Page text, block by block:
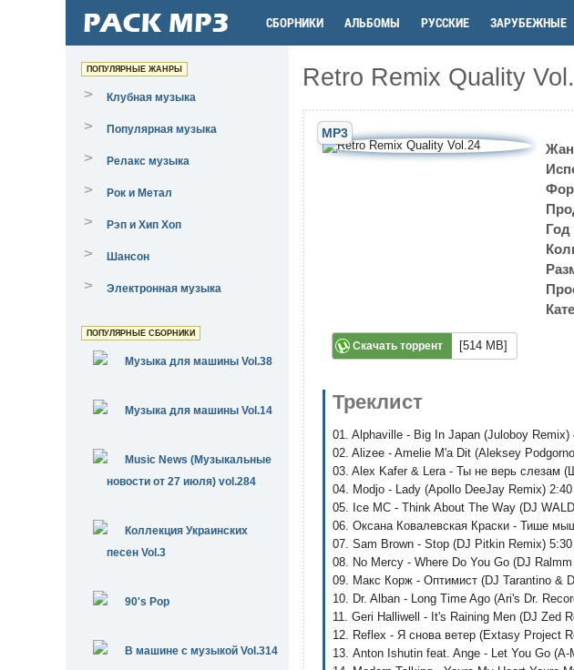
СБОРНИКИ АЛЬБОМЫ РУССКИЕ ЗАРУБЕЖНЫЕ
Retro Remix Quality
MP3
Год
Скачать торрент [514 MB]
Треклист
01. Alphaville - Big In Japan (Juloboy Remix)
02. Alizee - Amelie M'a Dit (Aleksey
03. Alex Kafer & Lera - Ты не верь слезам
04. Modjo - Lady (Apollo DeeJay Remix) 2:40
05. Ice MC - Think About The Way (DJ
06. Оксана Ковалевская Краски - Тише
07. Sam Brown - Stop (DJ Pitkin Remix) 5:30
08. No Mercy - Where Do You Go (DJ
09. Макс Корж - Оптимист (DJ Tarantino &
10. Dr. Alban - Long Time Ago (Ari's Dr.
11. Geri Halliwell - It's Raining Men (DJ Zed
12. Reflex - Я снова ветер (Extasy Project
13. Anton Ishutin feat. Ange - Let You Go
ПОПУЛЯРНЫЕ ЖАНРЫ
> Клубная музыка
> Популярная музыка
> Релакс музыка
> Рок и Метал
> Рэп и Хип Хоп
> Шансон
> Электронная музыка
ПОПУЛЯРНЫЕ СБОРНИКИ
Музыка для машины Vol.38
Музыка для машины Vol.14
Music News (Музыкальные
новости от 27 июля) vol.284
Коллекция Украинских
песен Vol.3
90's Pop
В машине с музыкой Vol.314